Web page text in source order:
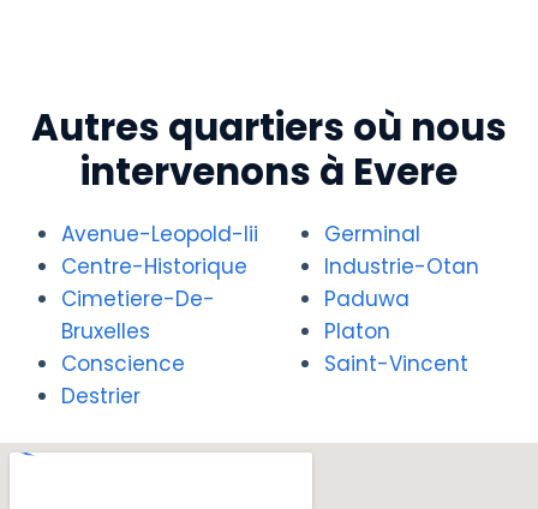
Autres quartiers où nous
intervenons à Evere
Avenue-Leopold-Iii
Centre-Historique
Cimetiere-De-
Bruxelles
Conscience
Destrier
Germinal
Industrie-Otan
Paduwa
Platon
Saint-Vincent